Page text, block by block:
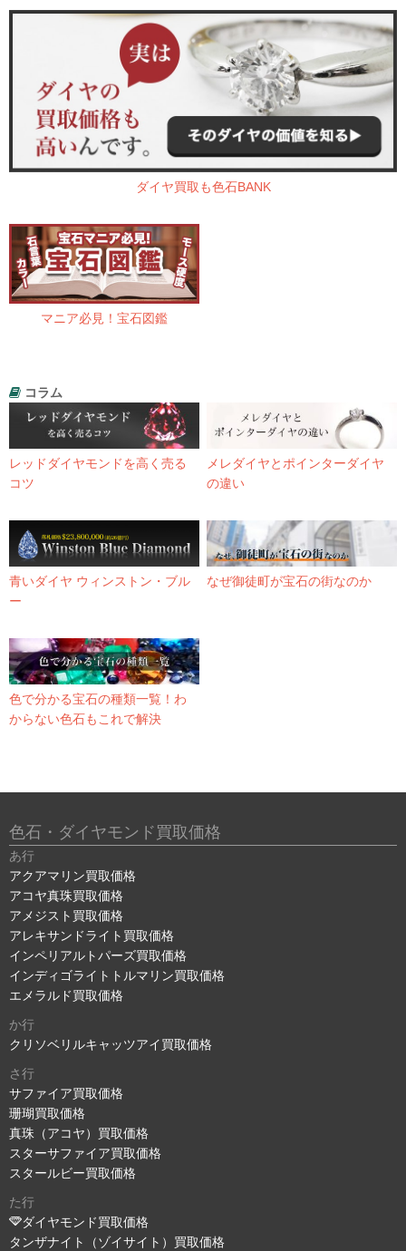
ダイヤ買取も色石BANK
マニア必見！宝石図鑑
コラム
レッドダイヤモンドを高く売る
コツ
メレダイヤとポインターダイヤ
の違い
青いダイヤ ウィンストン・ブル
ー
なぜ御徒町が宝石の街なのか
色で分かる宝石の種類一覧！わ
からない色石もこれで解決
色石・ダイヤモンド買取価格
あ行
アクアマリン買取価格
アコヤ真珠買取価格
アメジスト買取価格
アレキサンドライト買取価格
インペリアルトパーズ買取価格
インディゴライトトルマリン買取価格
エメラルド買取価格
か行
クリソベリルキャッツアイ買取価格
さ行
サファイア買取価格
珊瑚買取価格
真珠（アコヤ）買取価格
スターサファイア買取価格
スタールビー買取価格
た行
ダイヤモンド買取価格
タンザナイト（ゾイサイト）買取価格